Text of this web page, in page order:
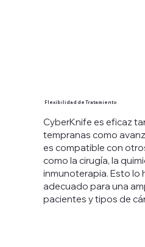
Flexibilidad de Tratamiento
CyberKnife es eficaz
tempranas como
es compatible con
como la cirugía, la
inmunoterapia. Esto lo
adecuado para una
pacientes y tipos de